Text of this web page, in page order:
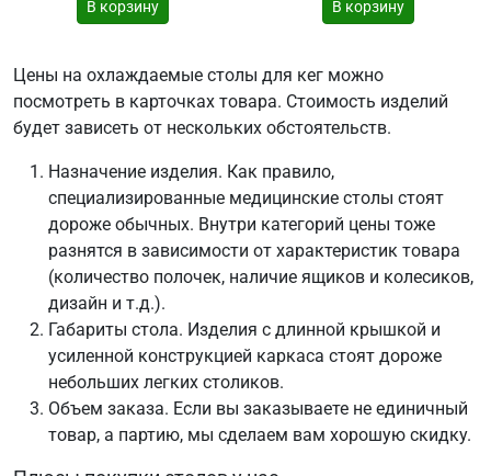
В корзину В корзину
Цены на охлаждаемые столы для кег можно
посмотреть в карточках товара. Стоимость изделий
будет зависеть от нескольких обстоятельств.
Назначение изделия. Как правило,
специализированные медицинские столы стоят
дороже обычных. Внутри категорий цены тоже
разнятся в зависимости от характеристик товара
(количество полочек, наличие ящиков и колесиков,
дизайн и т.д.).
Габариты стола. Изделия с длинной крышкой и
усиленной конструкцией каркаса стоят дороже
небольших легких столиков.
Объем заказа. Если вы заказываете не единичный
товар, а партию, мы сделаем вам хорошую скидку.